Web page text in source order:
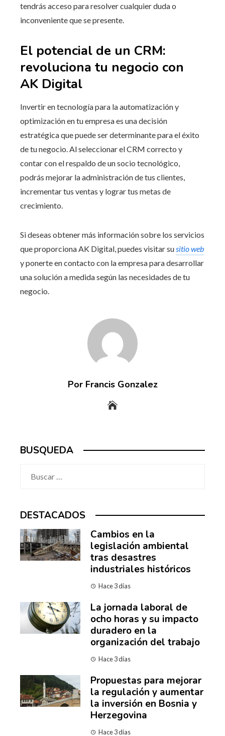
tendrás acceso para resolver cualquier duda o
inconveniente que se presente.
El potencial de un CRM:
revoluciona tu negocio con
AK Digital
Invertir en tecnología para la automatización y
optimización en tu empresa es una decisión
estratégica que puede ser determinante para el éxito
de tu negocio. Al seleccionar el CRM correcto y
contar con el respaldo de un socio tecnológico,
podrás mejorar la administración de tus clientes,
incrementar tus ventas y lograr tus metas de
crecimiento.
Si deseas obtener más información sobre los servicios
que proporciona AK Digital, puedes visitar susitio web
y ponerte en contacto con la empresa para desarrollar
una solución a medida según las necesidades de tu
negocio.
Por Francis Gonzalez
BUSQUEDA
DESTACADOS
Cambios en la
legislación ambiental
tras desastres
industriales históricos
Hace 3 días
La jornada laboral de
ocho horas y su impacto
duradero en la
organización del trabajo
Hace 3 días
Propuestas para mejorar
la regulación y aumentar
la inversión en Bosnia y
Herzegovina
Hace 3 días